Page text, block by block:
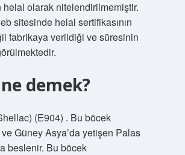
helal olarak nitelendirilmemiştir.
sitesinde helal sertifikasının
fabrikaya verildiği ve süresinin
ne demek?
(E904) . Bu böcek
Güney Asya’da yetişen Palas
beslenir. Bu böcek